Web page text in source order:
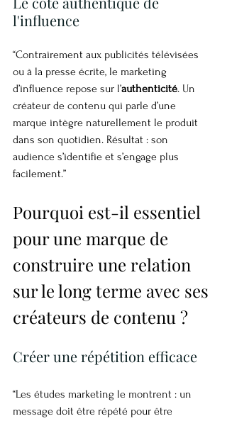
l'influence
“Contrairement aux publicités télévisées
ou à la presse écrite, le marketing
d’influence repose sur l’authenticité. Un
créateur de contenu qui parle d’une
marque intègre naturellement le produit
dans son quotidien. Résultat : son
audience s’identifie et s’engage plus
facilement.”
Pourquoi est-il essentiel
pour une marque de
construire une relation
sur le long terme avec ses
créateurs de contenu ?
Créer une répétition efficace
“Les études marketing le montrent : un
message doit être répété pour être